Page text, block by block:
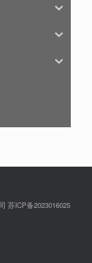
苏ICP备2023016025